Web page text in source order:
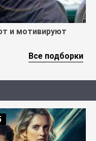
и мотивируют
Все подборки